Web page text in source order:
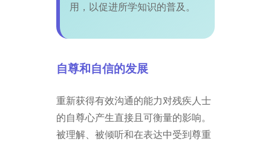
用，以促进所学知识的普及。
自尊和自信的发展
重新获得有效沟通的能力对残疾人士
的自尊心产生直接且可衡量的影响。
被理解、被倾听和在表达中受到尊重